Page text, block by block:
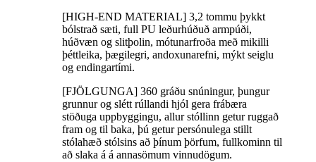
[HIGH-END MATERIAL] 3,2 tommu þykkt
bólstrað sæti, full PU leðurhúðuð armpúði,
húðvæn og slitþolin, mótunarfroða með mikilli
þéttleika, þægilegri, andoxunarefni, mýkt seiglu
og endingartími.
[FJÖLGUNGA] 360 gráðu snúningur, þungur
grunnur og slétt rúllandi hjól gera frábæra
stöðuga uppbyggingu, allur stóllinn getur ruggað
fram og til baka, þú getur persónulega stillt
stólahæð stólsins að þínum þörfum, fullkominn til
að slaka á á annasömum vinnudögum.